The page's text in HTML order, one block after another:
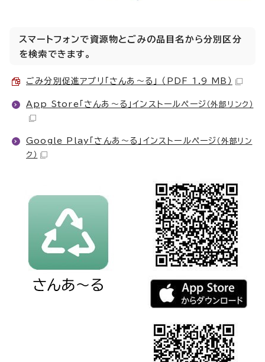
スマートフォンで資源物とごみの品目名から分別区分
を検索できます。
ごみ分別促進アプリ「さんあ～る」 （PDF 1.9 MB）
App Store「さんあ～る」インストールページ （外部リンク）
Google Play「さんあ～る」インストールページ （外部リン
ク）